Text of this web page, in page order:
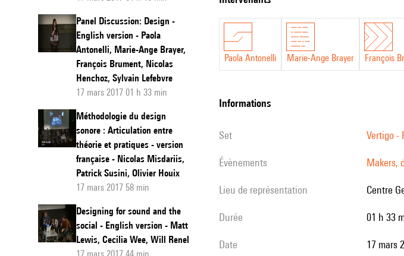
Panel Discussion: Design -
English version - Paola
Antonelli, Marie-Ange Brayer,
François Brument, Nicolas
Henchoz, Sylvain Lefebvre
17 mars 2017 01 h 33 min
Méthodologie du design
sonore : Articulation entre
théorie et pratiques - version
française - Nicolas Misdariis,
Patrick Susini, Olivier Houix
17 mars 2017 58 min
Designing for sound and the
social - English version - Matt
Lewis, Cecilia Wee, Will Renel
version
Paola Antonelli Marie-Ange Brayer François
informations
set Vertigo -
évènements Makers,
Lieu de représentation Centre
durée 01 h 33
date 17 mars